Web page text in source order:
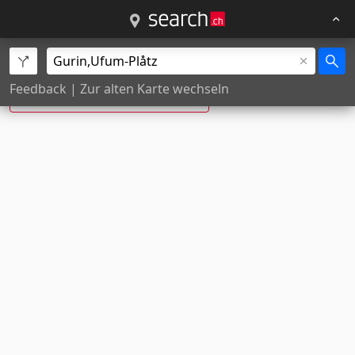
Feedback | Zur alten Karte wechseln
Ufum Plåtz, Gurin ist neu:
Ufum Platz,Bosco/Gurin